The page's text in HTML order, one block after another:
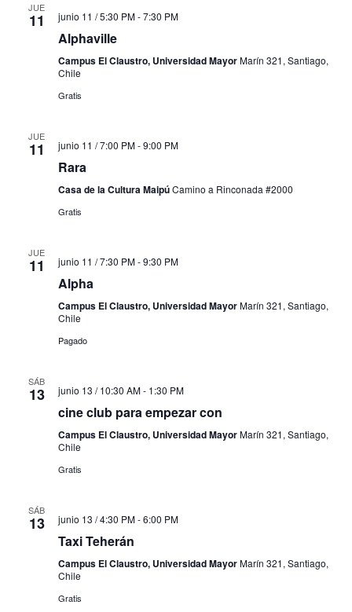
JUE
11 junio 11 / 5:30 PM-7:30 PM
Alphaville
Campus El Claustro, Universidad MayorMarín 321, Santiago,
Chile
Gratis
JUE
11 junio 11 / 7:00 PM-9:00 PM
Rara
Casa de la Cultura MaipúCamino a Rinconada #2000
Gratis
JUE
11 junio 11 / 7:30 PM-9:30 PM
Alpha
Campus El Claustro, Universidad MayorMarín 321, Santiago,
Chile
Pagado
SÁB
13 junio 13 / 10:30 AM- 1:30 PM
cine club para empezar con
Campus El Claustro, Universidad MayorMarín 321, Santiago,
Chile
Gratis
SÁB
13 junio 13 / 4:30 PM-6:00 PM
Taxi Teherán
Campus El Claustro, Universidad MayorMarín 321, Santiago,
Chile
Gratis